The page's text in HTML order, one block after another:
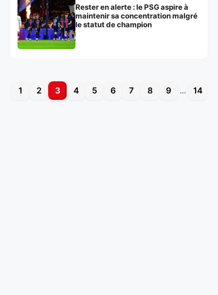
Rester en alerte : le PSG aspire à
maintenir sa concentration malgré
le statut de champion
1 2 3 4 5 6 7 8 9 … 14